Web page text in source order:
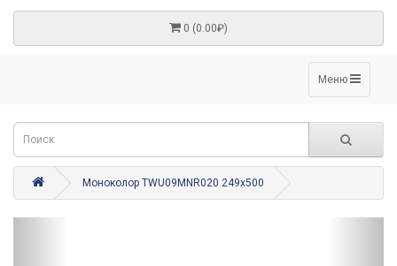
0 (0.00₽)
Меню
Моноколор TWU09MNR020 249x500